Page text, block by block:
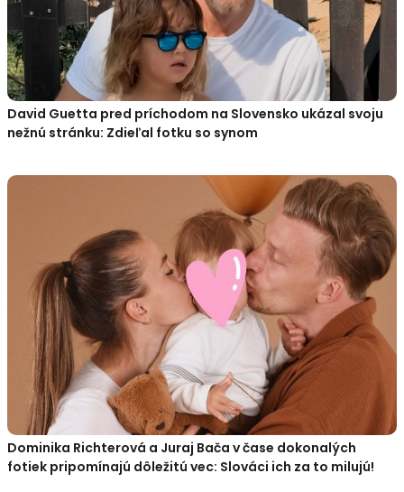
David Guetta pred príchodom na Slovensko ukázal svoju
nežnú stránku: Zdieľal fotku so synom
Dominika Richterová a Juraj Bača v čase dokonalých
fotiek pripomínajú dôležitú vec: Slováci ich za to milujú!